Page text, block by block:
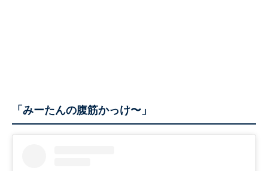
「みーたんの腹筋かっけ〜」